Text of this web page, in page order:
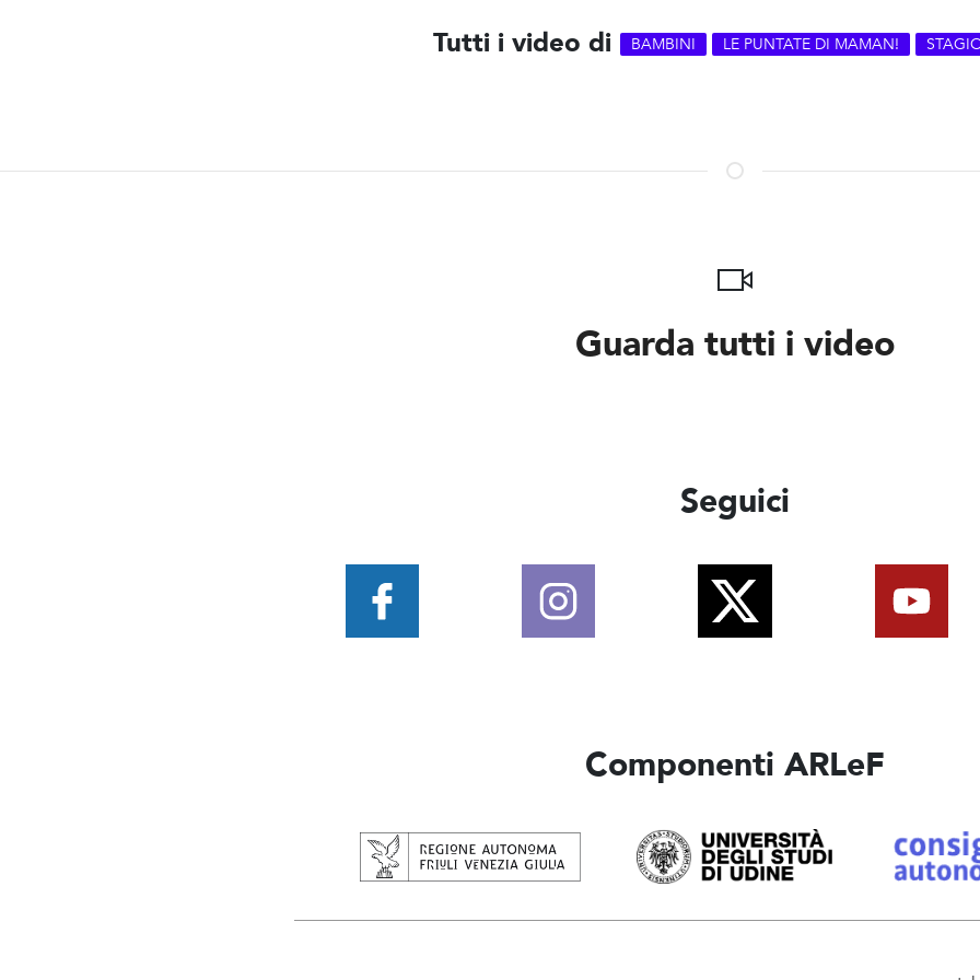
Tutti i video di BAMBINI LE PUNTATE DI MAMAN!
Guarda tutti i video
Seguici
Componenti ARLeF